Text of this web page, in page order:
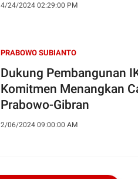
4/24/2024 02:29:00 PM
PRABOWO SUBIANTO
Dukung Pembangunan
Komitmen Menangkan
Prabowo-Gibran
2/06/2024 09:00:00 AM